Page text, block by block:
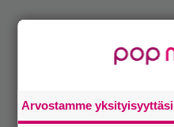
Arvostamme yksityisyyttäsi